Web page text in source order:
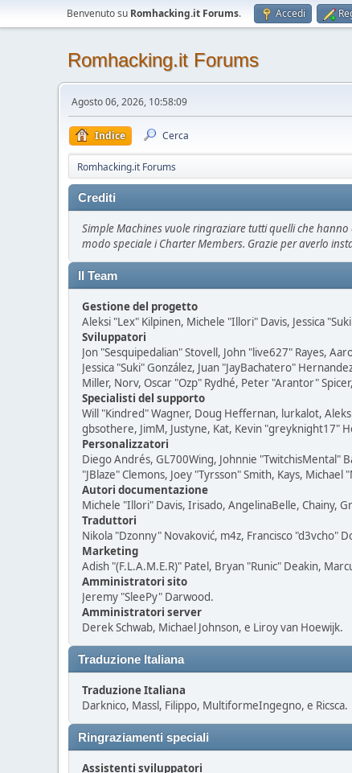
Benvenuto su Romhacking.it Forums. Accedi
Romhacking.it Forums
Agosto 06, 2026, 10:58:09
Indice Cerca
Romhacking.it Forums
Crediti
Simple Machines vuole ringraziare tutti quelli che
modo speciale i Charter Members. Grazie per averlo
Il Team
Gestione del progetto
Aleksi "Lex" Kilpinen, Michele "Illori" Davis, Jessica
Sviluppatori
Jon "Sesquipedalian" Stovell, John "live627" Rayes,
Jessica "Suki" González, Juan "JayBachatero"
Miller, Norv, Oscar "Ozp" Rydhé, Peter "Arantor"
Specialisti del supporto
Will "Kindred" Wagner, Doug Heffernan, lurkalot,
gbsothere, JimM, Justyne, Kat, Kevin "greyknight17"
Personalizzatori
Diego Andrés, GL700Wing, Johnnie "TwitchisMental"
"JBlaze" Clemons, Joey "Tyrsson" Smith, Kays,
Autori documentazione
Michele "Illori" Davis, Irisado, AngelinaBelle, Chainy,
Traduttori
Nikola "Dzonny" Novaković, m4z, Francisco "d3vcho"
Marketing
Adish "(F.L.A.M.E.R)" Patel, Bryan "Runic" Deakin,
Amministratori sito
Jeremy "SleePy" Darwood.
Amministratori server
Derek Schwab, Michael Johnson, e Liroy van Hoewijk.
Traduzione Italiana
Traduzione Italiana
Darknico, Massl, Filippo, MultiformeIngegno, e Ricsca.
Ringraziamenti speciali
Assistenti sviluppatori